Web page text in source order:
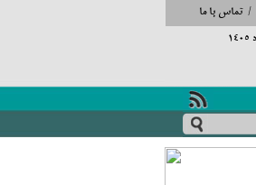
/ تماس با ما